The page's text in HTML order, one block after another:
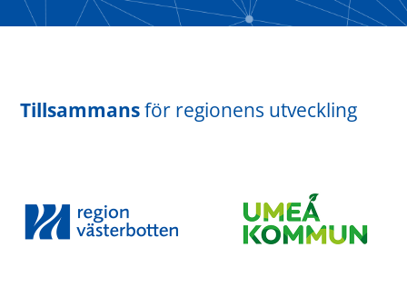
Tillsammansför regionens utveckling